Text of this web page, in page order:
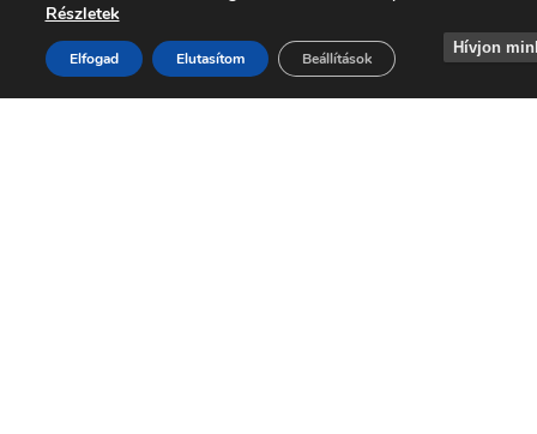
elszámolás egyben
Bírságmentes megoldás – nem kell közterületre
kihelyezni a lomokat
Részletek
Elfogad Elutasítom Beállítások
Hívjon